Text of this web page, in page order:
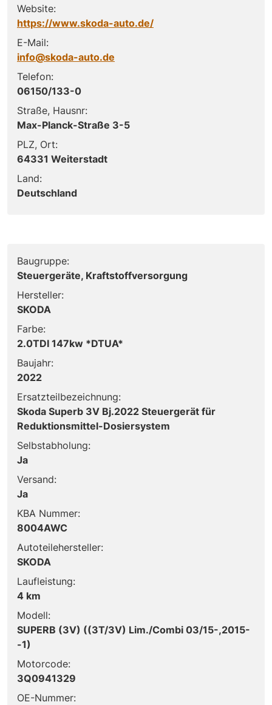
Website:
https://www.skoda-auto.de/
E-Mail:
info@skoda-auto.de
Telefon:
06150/133-0
Straße, Hausnr:
Max-Planck-Straße 3-5
PLZ, Ort:
64331 Weiterstadt
Land:
Deutschland
Baugruppe:
Steuergeräte, Kraftstoffversorgung
Hersteller:
SKODA
Farbe:
2.0TDI 147kw *DTUA*
Baujahr:
2022
Ersatzteilbezeichnung:
Skoda Superb 3V Bj.2022 Steuergerät für
Reduktionsmittel-Dosiersystem
Selbstabholung:
Ja
Versand:
Ja
KBA Nummer:
8004AWC
Autoteilehersteller:
SKODA
Laufleistung:
4 km
Modell:
SUPERB (3V) ((3T/3V) Lim./Combi 03/15-,2015-
-1)
Motorcode:
3Q0941329
OE-Nummer: